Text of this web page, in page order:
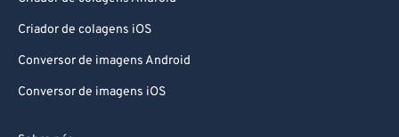
Criador de colagens iOS
Conversor de imagens Android
Conversor de imagens iOS